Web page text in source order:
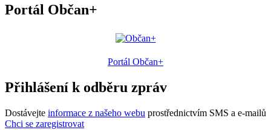
Portál Občan+
Portál Občan+
Přihlášení k odběru zpráv
Dostávejte informace z našeho webu prostřednictvím SMS a e-mailů
Chci se zaregistrovat